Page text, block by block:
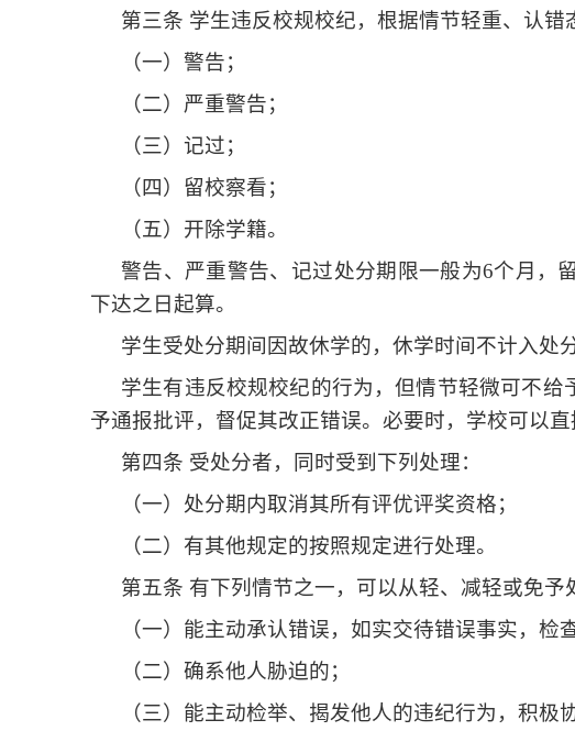
第三条 学生违反校规校纪，根据情节轻重、认错
（一）警告；
（二）严重警告；
（三）记过；
（四）留校察看；
（五）开除学籍。
警告、严重警告、记过处分期限一般为6个月，
下达之日起算。
学生受处分期间因故休学的，休学时间不计入处分
学生有违反校规校纪的行为，但情节轻微可不
予通报批评，督促其改正错误。必要时，学校可以直
第四条 受处分者，同时受到下列处理：
（一）处分期内取消其所有评优评奖资格；
（二）有其他规定的按照规定进行处理。
第五条 有下列情节之一，可以从轻、减轻或免予
（一）能主动承认错误，如实交待错误事实，检
（二）确系他人胁迫的；
（三）能主动检举、揭发他人的违纪行为，积极